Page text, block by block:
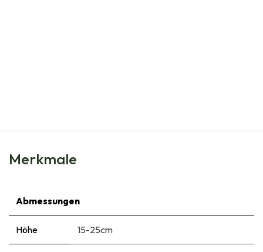
Merkmale
Abmessungen
Höhe 15-25cm